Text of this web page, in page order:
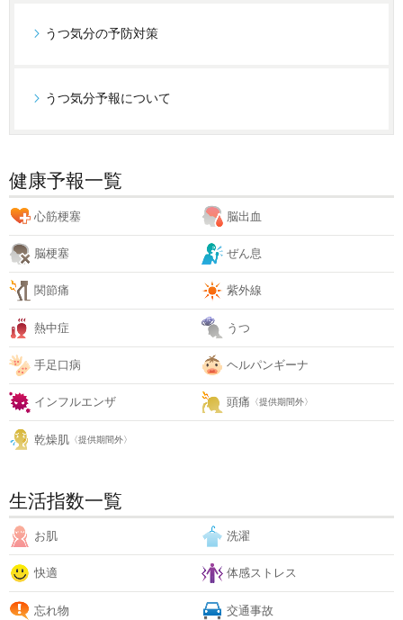
うつ気分の予防対策
うつ気分予報について
健康予報一覧
心筋梗塞 脳出血
脳梗塞 ぜん息
関節痛 紫外線
熱中症 うつ
手足口病 ヘルパンギーナ
インフルエンザ 頭痛 〈提供期間外〉
乾燥肌 〈提供期間外〉
生活指数一覧
お肌 洗濯
快適 体感ストレス
忘れ物 交通事故